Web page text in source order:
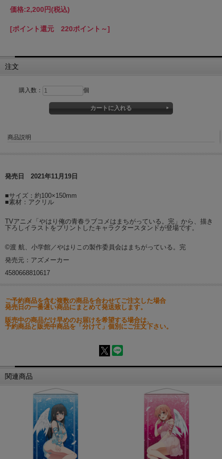
価格:2,200円(税込)
[ポイント還元 220ポイント～]
注文
購入数： 個
商品説明
発売日 2021年11月19日
■サイズ：約100×150mm
■素材：アクリル
TVアニメ「やはり俺の青春ラブコメはまちがっている。完」から、描き
下ろしイラストをプリントしたキャラクタースタンドが登場です。
©渡 航、小学館／やはりこの製作委員会はまちがっている。完
発売元：アズメーカー
4580668810617
ご予約商品を含む複数の商品を合わせてご注文した場合
発売日の一番遅い商品にまとめて発送致します。
販売中の商品だけ早めのお届けを希望する場合は、
予約商品と販売中商品を「分けて」個別にご注文下さい。
関連商品